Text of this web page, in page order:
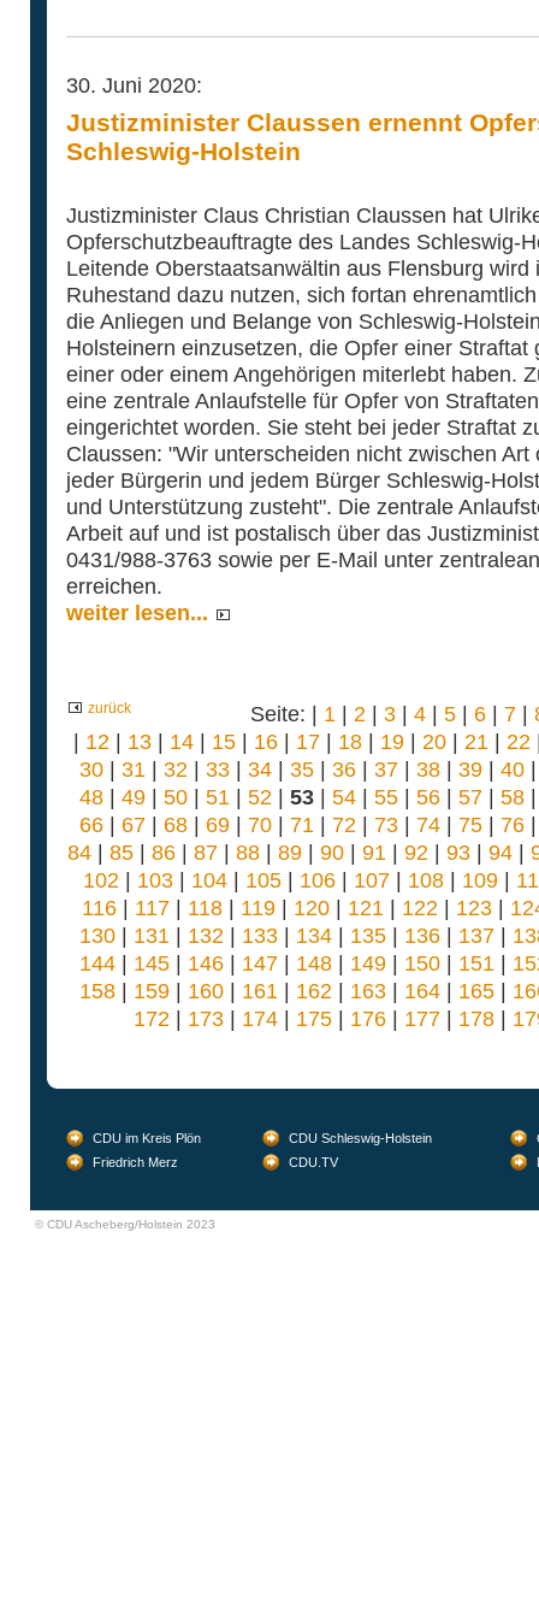
30. Juni 2020:
Justizminister Claussen ernennt
Schleswig-Holstein
Justizminister Claus Christian Claussen hat
Opferschutzbeauftragte des Landes Schleswig-
Leitende Oberstaatsanwältin aus Flensburg
Ruhestand dazu nutzen, sich fortan
die Anliegen und Belange von Schleswig-
Holsteinern einzusetzen, die Opfer einer Straftat
einer oder einem Angehörigen miterlebt haben.
eine zentrale Anlaufstelle für Opfer von
eingerichtet worden. Sie steht bei jeder Straftat
Claussen: "Wir unterscheiden nicht zwischen
jeder Bürgerin und jedem Bürger Schleswig-
und Unterstützung zusteht". Die zentrale
Arbeit auf und ist postalisch über das
0431/988-3763 sowie per E-Mail unter
erreichen.
weiter lesen...
zurück Seite: | 1 | 2 | 3 | 4 | 5 | 6 | 7 |
| 12 | 13| 14| 15| 16| 17| 18| 19| 20| 21 | 22
30| 31 | 32 | 33| 34| 35| 36| 37| 38| 39| 40
48| 49| 50| 51 | 52 | 53| 54| 55| 56| 57| 58
66| 67| 68| 69| 70| 71 | 72 | 73| 74| 75| 76
84| 85| 86| 87| 88| 89| 90| 91 | 92 | 93| 94|
102 | 103 | 104 | 105 | 106 | 107 | 108 | 109 |
116| 117| 118| 119| 120| 121 | 122 | 123|
130| 131 | 132 | 133| 134| 135| 136| 137|
144| 145| 146| 147| 148| 149| 150| 151 |
158| 159| 160| 161 | 162 | 163| 164| 165|
172 | 173| 174| 175| 176| 177| 178|
CDU im Kreis Plön CDU Schleswig-Holstein
Friedrich Merz
CDU.TV
© CDU Ascheberg/Holstein 2023